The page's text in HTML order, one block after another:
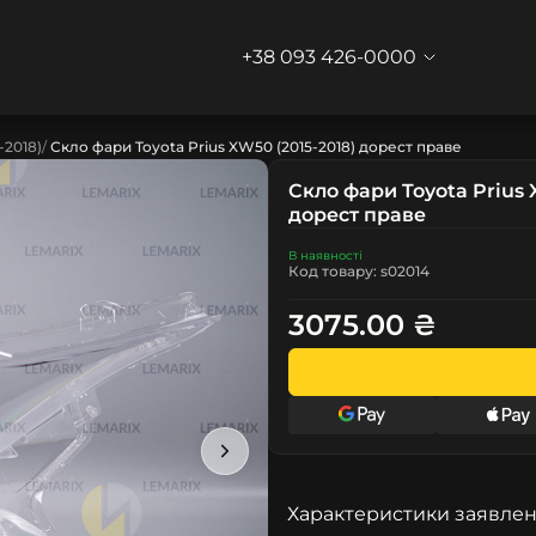
+38 093 426-0000
Скло фари Toyota Prius XW50 (2015-2018) дорест праве
Скло фари Toyota Prius
дорест праве
В наявності
Код товару: s02014
3075.00 ₴
Характеристики